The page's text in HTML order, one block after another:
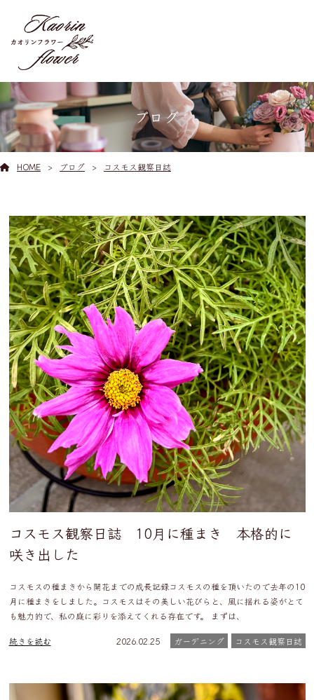
ブログ
HOME ブログ コスモス観察日誌
コスモス観察日誌 10月に種まき 本格的に
咲き出した
コスモスの種まきから開花までの成長記録コスモスの種を頂いたので去年の10
月に種まきをしました。コスモスはその美しい花びらと、風に揺れる姿がとて
も魅力的で、私の庭に彩りを添えてくれる存在です。 まずは、
続きを読む 2026.02.25 ガーデニング コスモス観察日誌